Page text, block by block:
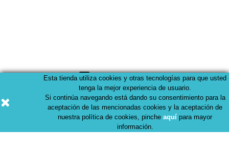
chatComentarios (0)
No hay comentarios de clientes por el momento.
Esta tienda utiliza cookies y otras tecnologías para que usted
tenga la mejor experiencia de usuario.
Si continúa navegando está dando su consentimiento para la
aceptación de las mencionadas cookies y la aceptación de
nuestra política de cookies, pinche aquí para mayor
información.